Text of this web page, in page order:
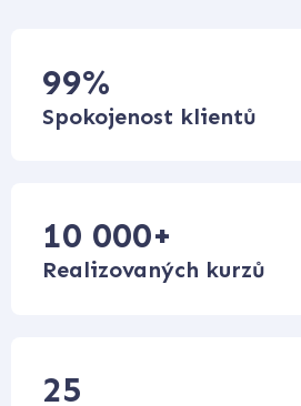
99%
Spokojenost klientů
10 000+
Realizovaných kurzů
25